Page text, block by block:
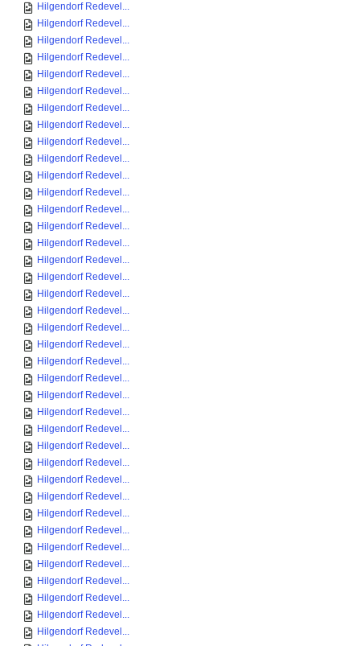
Hilgendorf Redevel...
Hilgendorf Redevel...
Hilgendorf Redevel...
Hilgendorf Redevel...
Hilgendorf Redevel...
Hilgendorf Redevel...
Hilgendorf Redevel...
Hilgendorf Redevel...
Hilgendorf Redevel...
Hilgendorf Redevel...
Hilgendorf Redevel...
Hilgendorf Redevel...
Hilgendorf Redevel...
Hilgendorf Redevel...
Hilgendorf Redevel...
Hilgendorf Redevel...
Hilgendorf Redevel...
Hilgendorf Redevel...
Hilgendorf Redevel...
Hilgendorf Redevel...
Hilgendorf Redevel...
Hilgendorf Redevel...
Hilgendorf Redevel...
Hilgendorf Redevel...
Hilgendorf Redevel...
Hilgendorf Redevel...
Hilgendorf Redevel...
Hilgendorf Redevel...
Hilgendorf Redevel...
Hilgendorf Redevel...
Hilgendorf Redevel...
Hilgendorf Redevel...
Hilgendorf Redevel...
Hilgendorf Redevel...
Hilgendorf Redevel...
Hilgendorf Redevel...
Hilgendorf Redevel...
Hilgendorf Redevel...